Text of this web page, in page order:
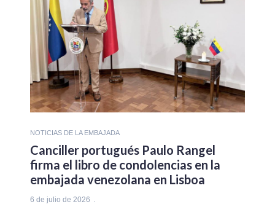
NOTICIAS DE LA EMBAJADA
Canciller portugués Paulo Rangel
firma el libro de condolencias en la
embajada venezolana en Lisboa
6 de julio de 2026